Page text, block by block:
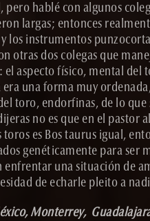
hablé con algunos
largas; entonces
los instrumentos
otras dos colegas que
aspecto físico, mental del
una forma muy
toro, endorfinas, de lo
no es que en el pastor
es Bos taurus igual,
genéticamente para ser
una situación de
de echarle pleito a
Monterrey,